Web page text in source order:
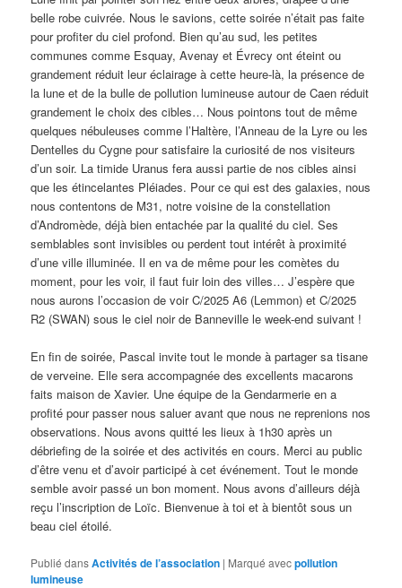
belle robe cuivrée. Nous le savions, cette soirée n’était pas faite
pour profiter du ciel profond. Bien qu’au sud, les petites
communes comme Esquay, Avenay et Évrecy ont éteint ou
grandement réduit leur éclairage à cette heure-là, la présence de
la lune et de la bulle de pollution lumineuse autour de Caen réduit
grandement le choix des cibles… Nous pointons tout de même
quelques nébuleuses comme l’Haltère, l’Anneau de la Lyre ou les
Dentelles du Cygne pour satisfaire la curiosité de nos visiteurs
d’un soir. La timide Uranus fera aussi partie de nos cibles ainsi
que les étincelantes Pléiades. Pour ce qui est des galaxies, nous
nous contentons de M31, notre voisine de la constellation
d’Andromède, déjà bien entachée par la qualité du ciel. Ses
semblables sont invisibles ou perdent tout intérêt à proximité
d’une ville illuminée. Il en va de même pour les comètes du
moment, pour les voir, il faut fuir loin des villes… J’espère que
nous aurons l’occasion de voir C/2025 A6 (Lemmon) et C/2025
R2 (SWAN) sous le ciel noir de Banneville le week-end suivant !
En fin de soirée, Pascal invite tout le monde à partager sa tisane
de verveine. Elle sera accompagnée des excellents macarons
faits maison de Xavier. Une équipe de la Gendarmerie en a
profité pour passer nous saluer avant que nous ne reprenions nos
observations. Nous avons quitté les lieux à 1h30 après un
débriefing de la soirée et des activités en cours. Merci au public
d’être venu et d’avoir participé à cet événement. Tout le monde
semble avoir passé un bon moment. Nous avons d’ailleurs déjà
reçu l’inscription de Loïc. Bienvenue à toi et à bientôt sous un
beau ciel étoilé.
Publié dansActivités de l’association | Marqué avecpollution
lumineuse